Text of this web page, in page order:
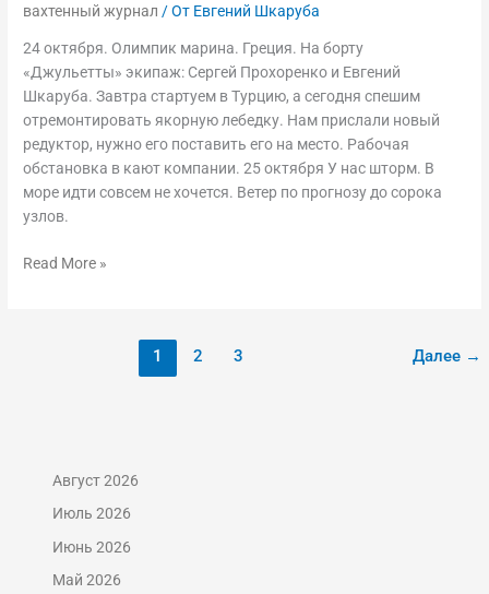
вахтенный журнал / От Евгений Шкаруба
24 октября. Олимпик марина. Греция. На борту
«Джульетты» экипаж: Сергей Прохоренко и Евгений
Шкаруба. Завтра стартуем в Турцию, а сегодня спешим
отремонтировать якорную лебедку. Нам прислали новый
редуктор, нужно его поставить его на место. Рабочая
обстановка в кают компании. 25 октября У нас шторм. В
море идти совсем не хочется. Ветер по прогнозу до сорока
узлов.
из
в
Турцию.
24-
27
октября
Read More »
1 2 3 Далее →
Август 2026
Июль 2026
Июнь 2026
Май 2026